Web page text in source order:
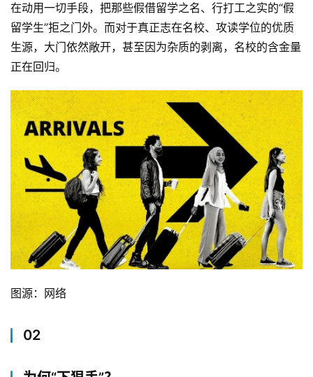
在动用一切手段，把那些假借留学之名、行打工之实的“假
留学生”拒之门外。而对于真正志在名校、攻读学位的优质
生源，大门依然敞开，甚至因为杂质的剥离，名校的含金量
正在回归。
图源：网络
02